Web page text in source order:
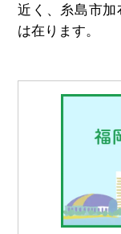
近く、糸島市加
は在ります。